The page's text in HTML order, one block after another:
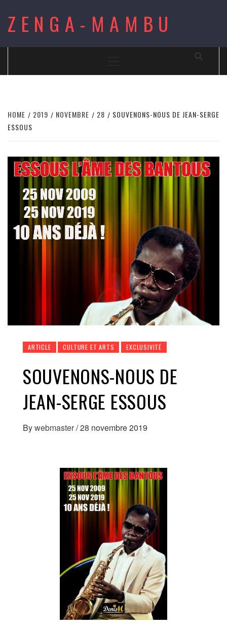
content
ZENGA-MAMBU
HOME 2019 NOVEMBRE 28
SOUVENONS-NOUS DE JEAN-SERGE
ESSOUS
ARTICLE CULTURE ET ARTS EXCLUSIVITÉ
SOUVENONS-NOUS DE
JEAN-SERGE ESSOUS
Bywebmaster/28 novembre 2019